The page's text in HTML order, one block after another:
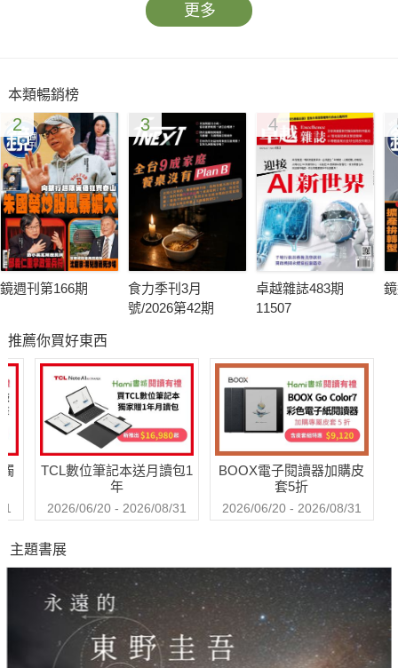
更多
本類暢銷榜
2
鏡週刊第166期
3
食力季刊3月
號/2026第42期
4
卓越雜誌483期
11507
推薦你買好東西
TCL數位筆記本送月讀包1
年
2026/06/20 - 2026/08/31
BOOX電子閱讀器加購皮
套5折
2026/06/20 - 2026/08/31
主題書展